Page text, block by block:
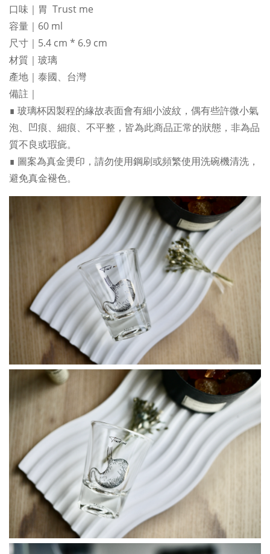
口味｜胃 Trust me
容量｜60 ml
尺寸｜5.4 cm * 6.9 cm
材質｜玻璃
產地｜泰國、台灣
備註｜
∎ 玻璃杯因製程的緣故表面會有細小波紋，偶有些許微小氣
泡、凹痕、細痕、不平整，皆為此商品正常的狀態，非為品
質不良或瑕疵。
∎ 圖案為真金燙印，請勿使用鋼刷或頻繁使用洗碗機清洗，
避免真金褪色。